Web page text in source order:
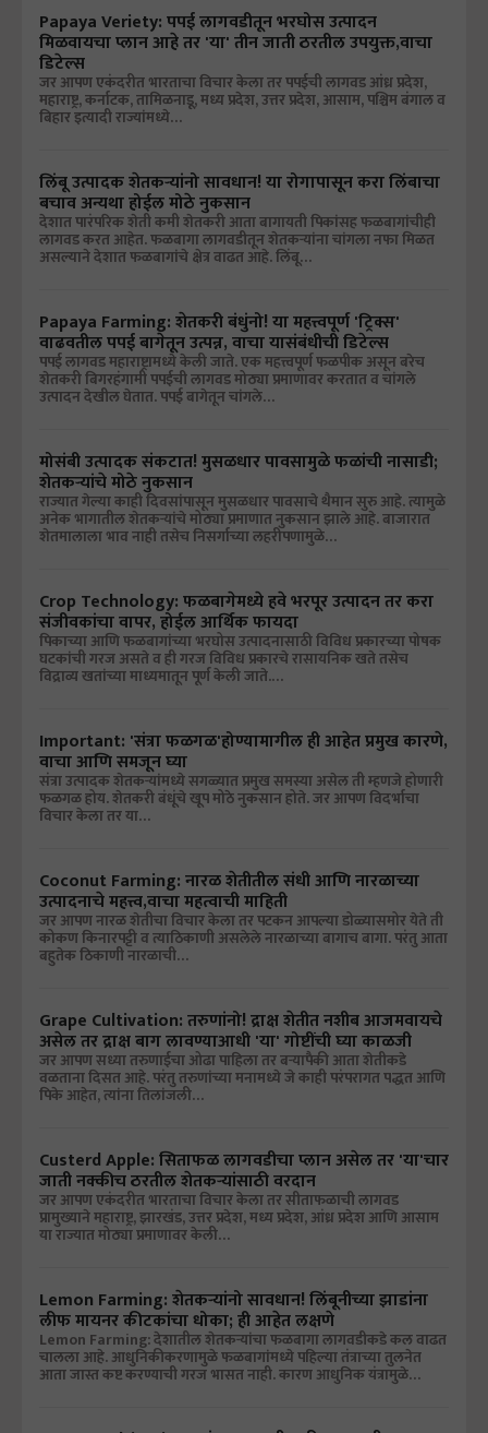
Papaya Veriety: पपई लागवडीतून भरघोस उत्पादन
मिळवायचा प्लान आहे तर 'या' तीन जाती ठरतील उपयुक्त,वाचा
डिटेल्स
जर आपण एकंदरीत भारताचा विचार केला तर पपईची लागवड आंध्र प्रदेश,
महाराष्ट्र, कर्नाटक, तामिळनाडू, मध्य प्रदेश, उत्तर प्रदेश, आसाम, पश्चिम बंगाल व
बिहार इत्यादी राज्यांमध्ये…
लिंबू उत्पादक शेतकऱ्यांनो सावधान! या रोगापासून करा लिंबाचा
बचाव अन्यथा होईल मोठे नुकसान
देशात पारंपरिक शेती कमी शेतकरी आता बागायती पिकांसह फळबागांचीही
लागवड करत आहेत. फळबागा लागवडीतून शेतकऱ्यांना चांगला नफा मिळत
असल्याने देशात फळबागांचे क्षेत्र वाढत आहे. लिंबू…
Papaya Farming: शेतकरी बंधुंनो! या महत्त्वपूर्ण 'ट्रिक्स'
वाढवतील पपई बागेतून उत्पन्न, वाचा यासंबंधीची डिटेल्स
पपई लागवड महाराष्ट्रामध्ये केली जाते. एक महत्त्वपूर्ण फळपीक असून बरेच
शेतकरी बिगरहंगामी पपईची लागवड मोठ्या प्रमाणावर करतात व चांगले
उत्पादन देखील घेतात. पपई बागेतून चांगले…
मोसंबी उत्पादक संकटात! मुसळधार पावसामुळे फळांची नासाडी;
शेतकऱ्यांचे मोठे नुकसान
राज्यात गेल्या काही दिवसांपासून मुसळधार पावसाचे थैमान सुरु आहे. त्यामुळे
अनेक भागातील शेतकऱ्यांचे मोठ्या प्रमाणात नुकसान झाले आहे. बाजारात
शेतमालाला भाव नाही तसेच निसर्गाच्या लहरीपणामुळे…
Crop Technology: फळबागेमध्ये हवे भरपूर उत्पादन तर करा
संजीवकांचा वापर, होईल आर्थिक फायदा
पिकाच्या आणि फळबागांच्या भरघोस उत्पादनासाठी विविध प्रकारच्या पोषक
घटकांची गरज असते व ही गरज विविध प्रकारचे रासायनिक खते तसेच
विद्राव्य खतांच्या माध्यमातून पूर्ण केली जाते.…
Important: 'संत्रा फळगळ'होण्यामागील ही आहेत प्रमुख कारणे,
वाचा आणि समजून घ्या
संत्रा उत्पादक शेतकऱ्यांमध्ये सगळ्यात प्रमुख समस्या असेल ती म्हणजे होणारी
फळगळ होय. शेतकरी बंधूंचे खूप मोठे नुकसान होते. जर आपण विदर्भाचा
विचार केला तर या…
Coconut Farming: नारळ शेतीतील संधी आणि नारळाच्या
उत्पादनाचे महत्त्व,वाचा महत्वाची माहिती
जर आपण नारळ शेतीचा विचार केला तर पटकन आपल्या डोळ्यासमोर येते ती
कोकण किनारपट्टी व त्याठिकाणी असलेले नारळाच्या बागाच बागा. परंतु आता
बहुतेक ठिकाणी नारळाची…
Grape Cultivation: तरुणांनो! द्राक्ष शेतीत नशीब आजमवायचे
असेल तर द्राक्ष बाग लावण्याआधी 'या' गोष्टींची घ्या काळजी
जर आपण सध्या तरुणाईचा ओढा पाहिला तर बऱ्यापैकी आता शेतीकडे
वळताना दिसत आहे. परंतु तरुणांच्या मनामध्ये जे काही परंपरागत पद्धत आणि
पिके आहेत, त्यांना तिलांजली…
Custerd Apple: सिताफळ लागवडीचा प्लान असेल तर 'या'चार
जाती नक्कीच ठरतील शेतकऱ्यांसाठी वरदान
जर आपण एकंदरीत भारताचा विचार केला तर सीताफळाची लागवड
प्रामुख्याने महाराष्ट्र, झारखंड, उत्तर प्रदेश, मध्य प्रदेश, आंध्र प्रदेश आणि आसाम
या राज्यात मोठ्या प्रमाणावर केली…
Lemon Farming: शेतकऱ्यांनो सावधान! लिंबूनीच्या झाडांना
लीफ मायनर कीटकांचा धोका; ही आहेत लक्षणे
Lemon Farming: देशातील शेतकऱ्यांचा फळबागा लागवडीकडे कल वाढत
चालला आहे. आधुनिकीकरणामुळे फळबागांमध्ये पहिल्या तंत्राच्या तुलनेत
आता जास्त कष्ट करण्याची गरज भासत नाही. कारण आधुनिक यंत्रामुळे…